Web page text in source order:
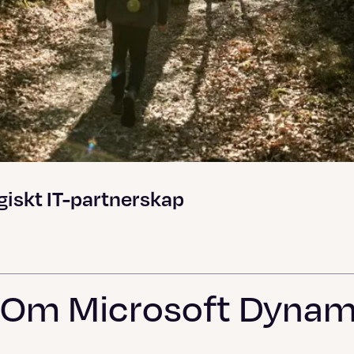
IT-partnerskap
Om Microsoft